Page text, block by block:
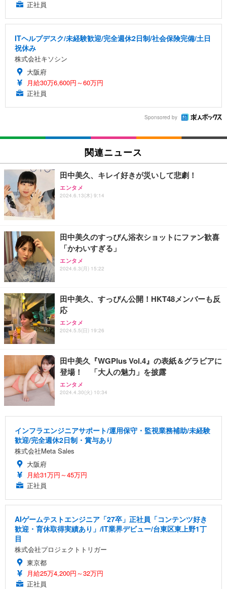
正社員
ITヘルプデスク/未経験歓迎/完全週休2日制/社会保険完備/土日
祝休み
株式会社キソシン
大阪府
月給30万6,600円～60万円
正社員
Sponsored by
関連ニュース
田中美久、キレイ好きが災いして悲劇！
エンタメ
2024.6.13(木) 9:14
田中美久のすっぴん浴衣ショットにファン歓喜
「かわいすぎる」
エンタメ
2024.6.3(月) 15:22
田中美久、すっぴん公開！HKT48メンバーも反
応
エンタメ
2024.5.5(日) 19:26
田中美久『WGPlus Vol.4』の表紙＆グラビアに
登場！ 「大人の魅力」を披露
エンタメ
2024.4.30(火) 10:34
インフラエンジニアサポート/運用保守・監視業務補助/未経験
歓迎/完全週休2日制・賞与あり
株式会社Meta Sales
大阪府
月給31万円～45万円
正社員
AIゲームテストエンジニア「27卒」正社員「コンテンツ好き
歓迎・育休取得実績あり」/IT業界デビュー/台東区東上野1丁
目
株式会社プロジェクトトリガー
東京都
月給25万4,200円～32万円
正社員